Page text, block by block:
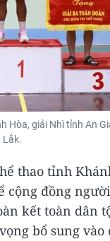
giải Nhì tỉnh An
Lắk.
thao tỉnh
đồng
kết toàn dân
bổ sung vào